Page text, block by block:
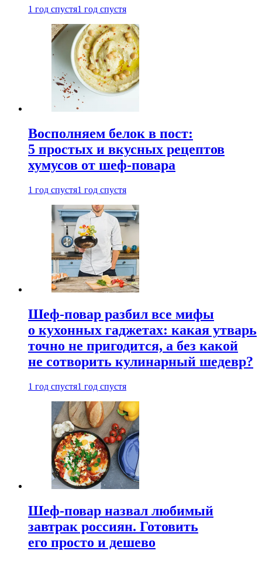
1 год спустя1 год спустя
Восполняем белок в пост:
5 простых и вкусных рецептов
хумусов от шеф-повара
1 год спустя1 год спустя
Шеф-повар разбил все мифы
о кухонных гаджетах: какая утварь
точно не пригодится, а без какой
не сотворить кулинарный шедевр?
1 год спустя1 год спустя
Шеф-повар назвал любимый
завтрак россиян. Готовить
его просто и дешево